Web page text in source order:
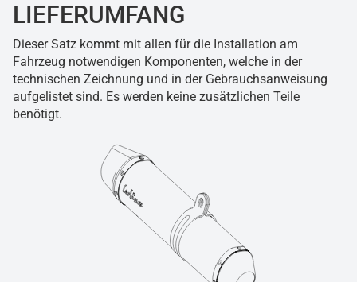
LIEFERUMFANG
Dieser Satz kommt mit allen für die Installation am
Fahrzeug notwendigen Komponenten, welche in der
technischen Zeichnung und in der Gebrauchsanweisung
aufgelistet sind. Es werden keine zusätzlichen Teile
benötigt.